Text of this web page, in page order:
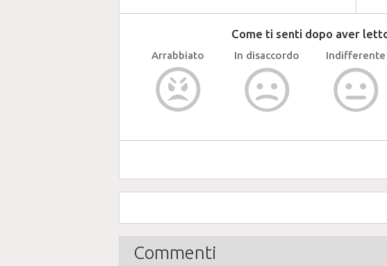
Come ti senti dopo aver
Arrabbiato In disaccordo Indifferente
Commenti